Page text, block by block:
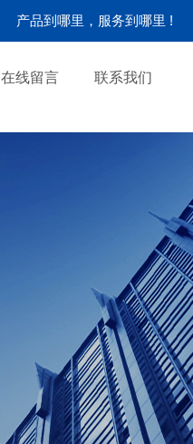
产品到哪里，服务到哪里 !
在线留言 联系我们